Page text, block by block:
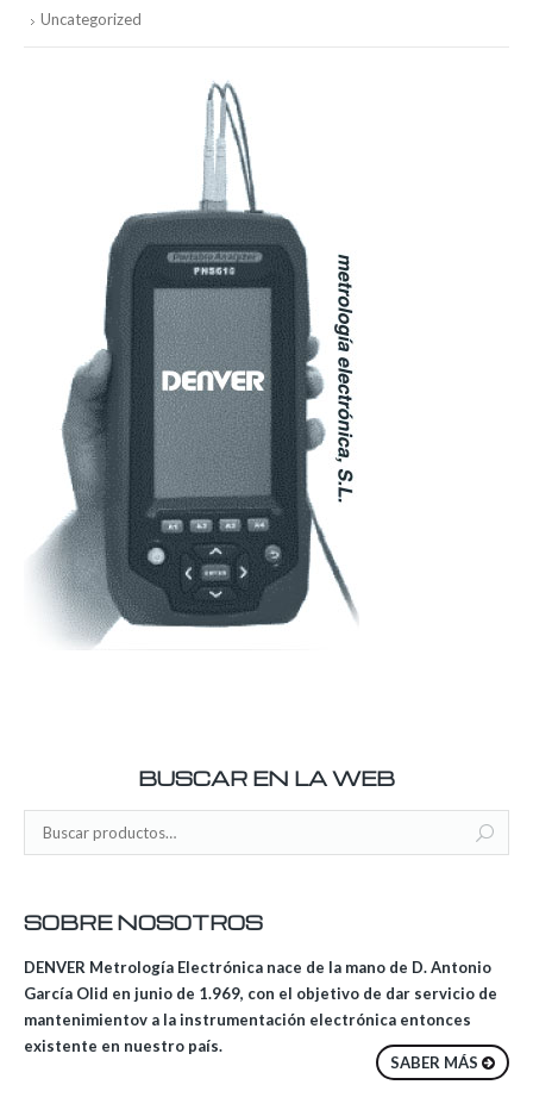
Uncategorized
BUSCAR EN LA WEB
SOBRE NOSOTROS
DENVER Metrología Electrónica nace de la mano de D. Antonio
García Olid en junio de 1.969, con el objetivo de dar servicio de
mantenimientov a la instrumentación electrónica entonces
existente en nuestro país.
SABER MÁS